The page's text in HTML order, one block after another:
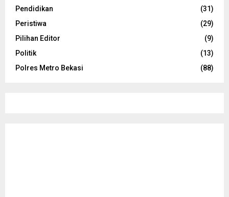
Pendidikan
(31)
Peristiwa
(29)
Pilihan Editor
(9)
Politik
(13)
Polres Metro Bekasi
(88)